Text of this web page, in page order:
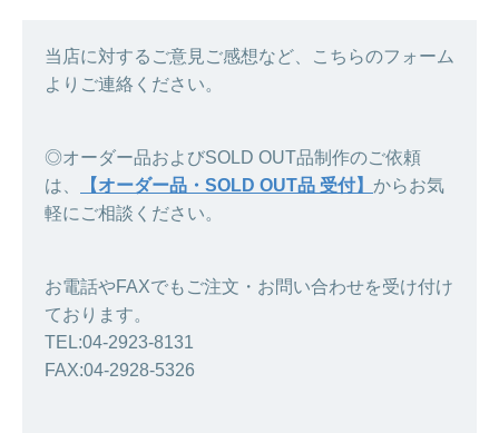
当店に対するご意見ご感想など、こちらのフォーム
よりご連絡ください。
◎オーダー品およびSOLD OUT品制作のご依頼
は、
【オーダー品・SOLD OUT品 受付】 からお気
軽にご相談ください。
お電話やFAXでもご注文・お問い合わせを受け付け
ております。
TEL:04-2923-8131
FAX:04-2928-5326